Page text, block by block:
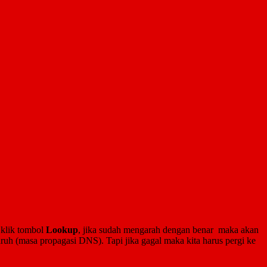
tombol Lookup, jika sudah mengarah dengan benar maka akan
(masa propagasi DNS). Tapi jika gagal maka kita harus pergi ke